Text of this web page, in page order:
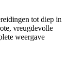
tot diep in
vreugdevolle
weergave